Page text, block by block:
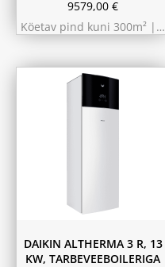
9579,00 €
Köetav pind kuni 300m² |…
230L
DAIKIN ALTHERMA 3 R, 13
KW, TARBEVEEBOILERIGA